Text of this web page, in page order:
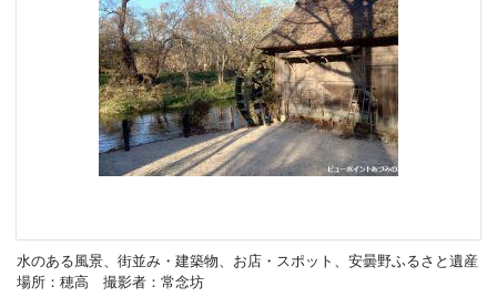
水のある風景、街並み・建築物、お店・スポット、安曇野ふるさと遺産
場所：穂高 撮影者：常念坊